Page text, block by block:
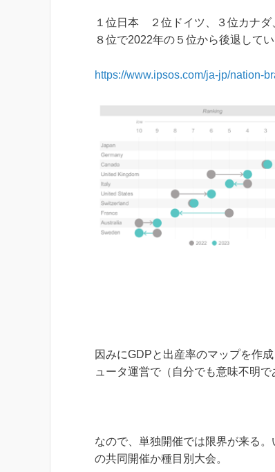
１位日本 ２位ドイツ、３位カナ
８位で2022年の５位から後退して
https://www.ipsos.com/ja-jp/nation-
因みにGDPと出産率のマップを作
ュータ運営で（自分でも意味不明で
なので、単独開催では限界が来る
の共同開催か種目別大会。